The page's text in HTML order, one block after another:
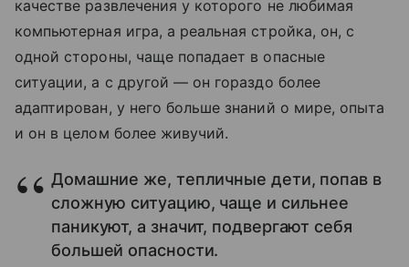
качестве развлечения у которого не любимая
компьютерная игра, а реальная стройка, он, с
одной стороны, чаще попадает в опасные
ситуации, а с другой — он гораздо более
адаптирован, у него больше знаний о мире, опыта
и он в целом более живучий.
Домашние же, тепличные дети, попав в
сложную ситуацию, чаще и сильнее
паникуют, а значит, подвергают себя
большей опасности.